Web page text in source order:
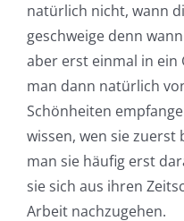
natürlich nicht, wann
geschweige denn
aber erst einmal in ein
man dann natürlich
Schönheiten
wissen, wen sie zuerst
man sie häufig erst
sie sich aus ihren
Arbeit nachzugehen.